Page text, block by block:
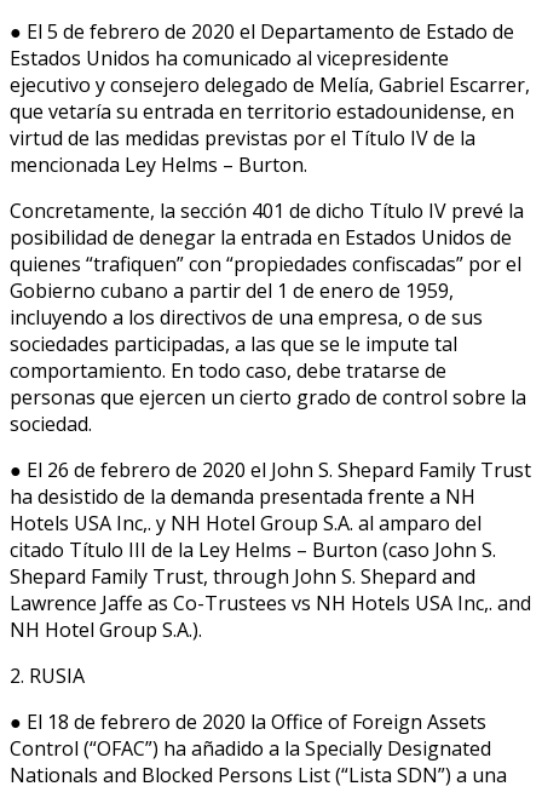
● El 5 de febrero de 2020 el Departamento de Estado de
Estados Unidos ha comunicado al vicepresidente
ejecutivo y consejero delegado de Melía, Gabriel Escarrer,
que vetaría su entrada en territorio estadounidense, en
virtud de las medidas previstas por el Título IV de la
mencionada Ley Helms – Burton.
Concretamente, la sección 401 de dicho Título IV prevé la
posibilidad de denegar la entrada en Estados Unidos de
quienes “trafiquen” con “propiedades confiscadas” por el
Gobierno cubano a partir del 1 de enero de 1959,
incluyendo a los directivos de una empresa, o de sus
sociedades participadas, a las que se le impute tal
comportamiento. En todo caso, debe tratarse de
personas que ejercen un cierto grado de control sobre la
sociedad.
● El 26 de febrero de 2020 el John S. Shepard Family Trust
ha desistido de la demanda presentada frente a NH
Hotels USA Inc,. y NH Hotel Group S.A. al amparo del
citado Título III de la Ley Helms – Burton (caso John S.
Shepard Family Trust, through John S. Shepard and
Lawrence Jaffe as Co-Trustees vs NH Hotels USA Inc,. and
NH Hotel Group S.A.).
2. RUSIA
● El 18 de febrero de 2020 la Office of Foreign Assets
Control (“OFAC”) ha añadido a la Specially Designated
Nationals and Blocked Persons List (“Lista SDN”) a una